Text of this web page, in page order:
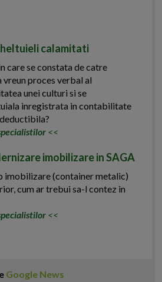
calamitati
care se constata de catre
proces verbal al
unei culturi si se
inregistrata in contabilitate
<<
imobilizare in SAGA
imobilizare (container metalic)
cum ar trebui sa-l contez in
<<
Google News